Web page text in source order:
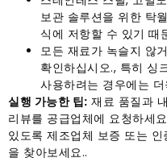
보관 솔루션을 위한 탁
식에 저항할 수 있기 때
모든 재료가 녹슬지 않
확인하십시오., 특히 싱
사용하려는 경우에는
실행 가능한 팁: 재료 품질과
리뷰를 공급업체에 요청하세
있도록 제조업체 보증 또는
을 찾아보세요..